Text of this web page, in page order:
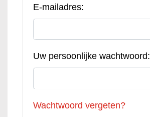
E-mailadres:
Uw persoonlijke wachtwoord:
Wachtwoord vergeten?